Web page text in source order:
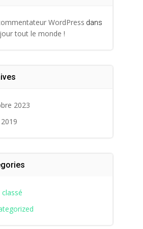
WordPress dans
tout le monde !
2023